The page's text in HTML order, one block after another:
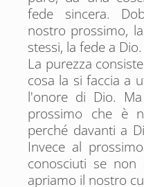
fede sincera.
nostro prossimo,
stessi, la fede a Dio.
La purezza
cosa la si faccia a
l'onore di Dio.
prossimo che è
perché davanti a
Invece al
conosciuti se
apriamo il nostro